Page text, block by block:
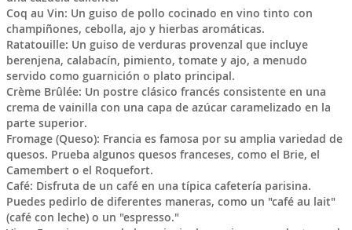
Coq au Vin: Un guiso de pollo cocinado en vino tinto con
champiñones, cebolla, ajo y hierbas aromáticas.
Ratatouille: Un guiso de verduras provenzal que incluye
berenjena, calabacín, pimiento, tomate y ajo, a menudo
servido como guarnición o plato principal.
Crème Brûlée: Un postre clásico francés consistente en una
crema de vainilla con una capa de azúcar caramelizado en la
parte superior.
Fromage (Queso): Francia es famosa por su amplia variedad de
quesos. Prueba algunos quesos franceses, como el Brie, el
Camembert o el Roquefort.
Café: Disfruta de un café en una típica cafetería parisina.
Puedes pedirlo de diferentes maneras, como un "café au lait"
(café con leche) o un "espresso."